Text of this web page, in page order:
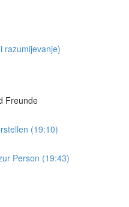
razumijevanje)
Freunde
(19:10)
Person (19:43)